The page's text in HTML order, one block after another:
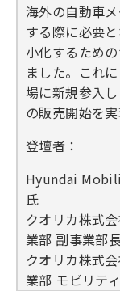
海外の自動車
する際に必要
小化するため
ました。これ
場に新規参入
の販売開始を
登壇者：
Hyundai
氏
クオリカ株式
業部 副事業部
クオリカ株式
業部 モビリテ